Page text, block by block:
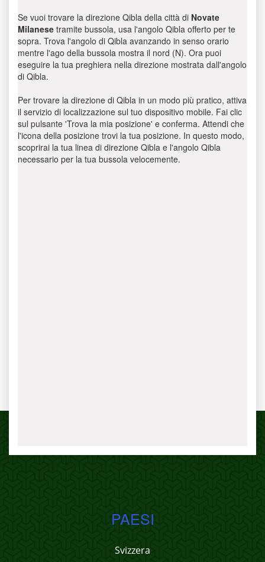
Se vuoi trovare la direzione Qibla della città di Novate
Milanese tramite bussola, usa l'angolo Qibla offerto per te
sopra. Trova l'angolo di Qibla avanzando in senso orario
mentre l'ago della bussola mostra il nord (N). Ora puoi
eseguire la tua preghiera nella direzione mostrata dall'angolo
di Qibla.
Per trovare la direzione di Qibla in un modo più pratico, attiva
il servizio di localizzazione sul tuo dispositivo mobile. Fai clic
sul pulsante 'Trova la mia posizione' e conferma. Attendi che
l'icona della posizione trovi la tua posizione. In questo modo,
scoprirai la tua linea di direzione Qibla e l'angolo Qibla
necessario per la tua bussola velocemente.
PAESI
Svizzera